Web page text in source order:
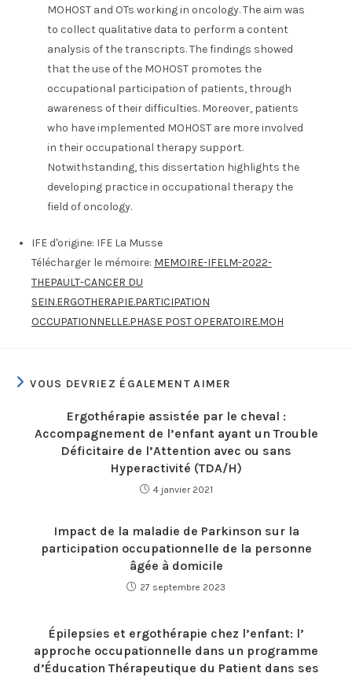
MOHOST and OTs working in oncology. The aim was
to collect qualitative data to perform a content
analysis of the transcripts. The findings showed
that the use of the MOHOST promotes the
occupational participation of patients, through
awareness of their difficulties. Moreover, patients
who have implemented MOHOST are more involved
in their occupational therapy support.
Notwithstanding, this dissertation highlights the
developing practice in occupational therapy the
field of oncology.
IFE d'origine: IFE La Musse
Télécharger le mémoire: MEMOIRE-IFELM-2022-
THEPAULT-CANCER DU
SEIN.ERGOTHERAPIE.PARTICIPATION
OCCUPATIONNELLE.PHASE POST OPERATOIRE.MOH
VOUS DEVRIEZ ÉGALEMENT AIMER
Ergothérapie assistée par le cheval :
Accompagnement de l’enfant ayant un Trouble
Déficitaire de l’Attention avec ou sans
Hyperactivité (TDA/H)
4 janvier 2021
Impact de la maladie de Parkinson sur la
participation occupationnelle de la personne
âgée à domicile
27 septembre 2023
Épilepsies et ergothérapie chez l’enfant: l’
approche occupationnelle dans un programme
d’Éducation Thérapeutique du Patient dans ses